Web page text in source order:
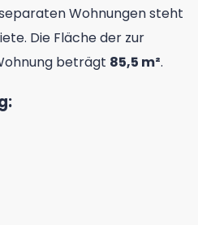
Wohnungen steht
Die Fläche der zur
beträgt 85,5 m².